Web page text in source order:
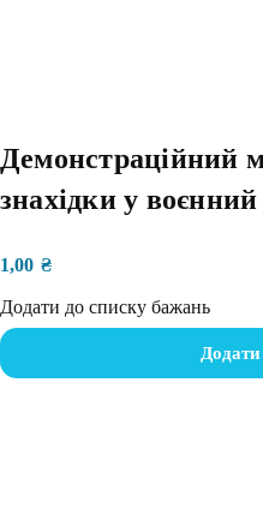
Демонстраційний
знахідки у воєнний
1,00 ₴
Додати до списку бажань